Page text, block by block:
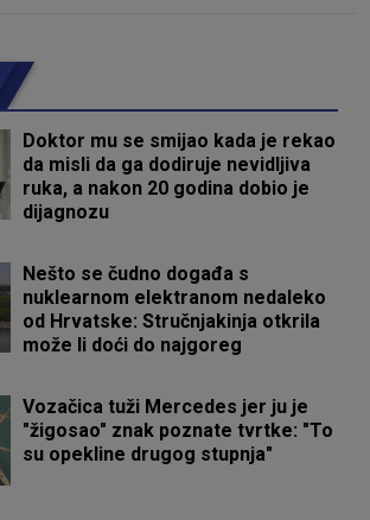
Doktor mu se smijao kada je rekao
da misli da ga dodiruje nevidljiva
ruka, a nakon 20 godina dobio je
dijagnozu
Nešto se čudno događa s
nuklearnom elektranom nedaleko
od Hrvatske: Stručnjakinja otkrila
može li doći do najgoreg
Vozačica tuži Mercedes jer ju je
"žigosao" znak poznate tvrtke: "To
su opekline drugog stupnja"